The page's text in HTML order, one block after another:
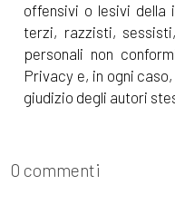
offensivi o lesivi della
terzi, razzisti,
personali non
Privacy e, in ogni
giudizio degli autori
0 commenti